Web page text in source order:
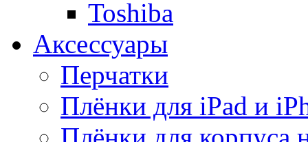
Toshiba
Аксессуары
Перчатки
Плёнки для iPad и